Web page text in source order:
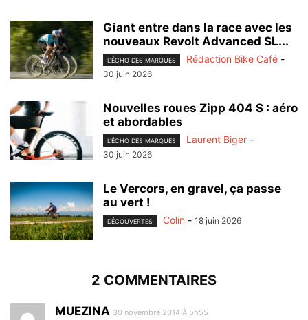
Giant entre dans la race avec les
nouveaux Revolt Advanced SL...
L'ÉCHO DES MARQUES Rédaction Bike Café -
30 juin 2026
Nouvelles roues Zipp 404 S : aéro
et abordables
L'ÉCHO DES MARQUES Laurent Biger -
30 juin 2026
Le Vercors, en gravel, ça passe
au vert !
DÉCOUVERTES Colin - 18 juin 2026
2 COMMENTAIRES
MUEZINA 30 novembre 2014 À 5h55